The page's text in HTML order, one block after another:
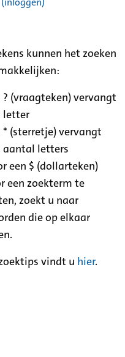
kunnen het zoeken
? (vraagteken) vervangt
letter
* (sterretje) vervangt
aantal letters
een $ (dollarteken)
een zoekterm te
zoekt u naar
die op elkaar
vindt u hier.